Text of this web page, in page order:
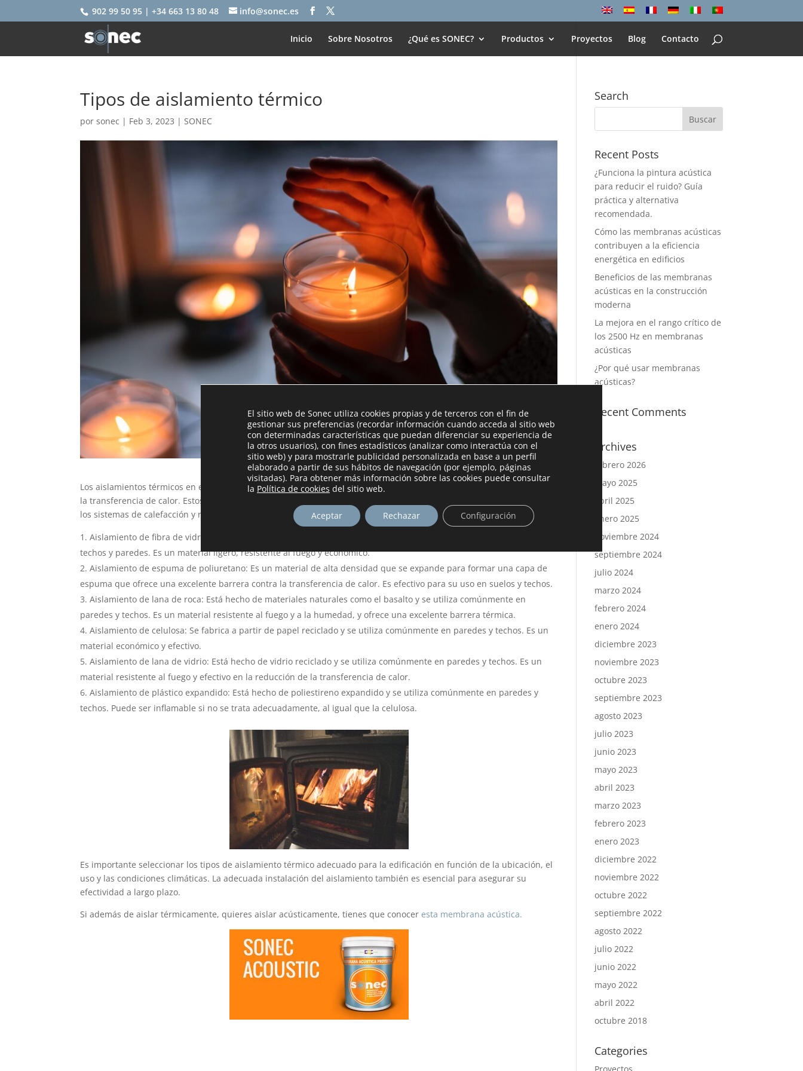
902 99 50 95 | +34 663 13 80 48 info@sonec.es
Inicio Sobre Nosotros ¿Qué es SONEC? Productos Proyectos Blog Contacto
Tipos de aislamiento térmico
porsonec | Feb 3, 2023 |SONEC
Los aislamientos térmicos en edificaciones son materiales que se colocan en las paredes, techos y suelos para reducir
la transferencia de calor. Estos materiales mantienen la temperatura interior de la edificación y ahorran energía en
los sistemas de calefacción y refrigeración. Hay varios tipos de aislamiento térmico, incluyendo:
Aislamiento de fibra de vidrio: Este material se fabrica a partir de vidrio reciclado y se utiliza comúnmente en
techos y paredes. Es un material ligero, resistente al fuego y económico.
Aislamiento de espuma de poliuretano: Es un material de alta densidad que se expande para formar una capa de
espuma que ofrece una excelente barrera contra la transferencia de calor. Es efectivo para su uso en suelos y techos.
Aislamiento de lana de roca: Está hecho de materiales naturales como el basalto y se utiliza comúnmente en
paredes y techos. Es un material resistente al fuego y a la humedad, y ofrece una excelente barrera térmica.
Aislamiento de celulosa: Se fabrica a partir de papel reciclado y se utiliza comúnmente en paredes y techos. Es un
material económico y efectivo.
Aislamiento de lana de vidrio: Está hecho de vidrio reciclado y se utiliza comúnmente en paredes y techos. Es un
material resistente al fuego y efectivo en la reducción de la transferencia de calor.
Aislamiento de plástico expandido: Está hecho de poliestireno expandido y se utiliza comúnmente en paredes y
techos. Puede ser inflamable si no se trata adecuadamente, al igual que la celulosa.
Es importante seleccionar los tipos de aislamiento térmico adecuado para la edificación en función de la ubicación, el
uso y las condiciones climáticas. La adecuada instalación del aislamiento también es esencial para asegurar su
efectividad a largo plazo.
Si además de aislar térmicamente, quieres aislar acústicamente, tienes que conoceresta membrana acústica.
Search
Recent Posts
¿Funciona la pintura acústica
para reducir el ruido? Guía
práctica y alternativa
recomendada.
Cómo las membranas acústicas
contribuyen a la eficiencia
energética en edificios
Beneficios de las membranas
acústicas en la construcción
moderna
La mejora en el rango crítico de
los 2500 Hz en membranas
acústicas
¿Por qué usar membranas
acústicas?
Recent Comments
Archives
febrero 2026
mayo 2025
abril 2025
enero 2025
noviembre 2024
septiembre 2024
julio 2024
marzo 2024
febrero 2024
enero 2024
diciembre 2023
noviembre 2023
octubre 2023
septiembre 2023
agosto 2023
julio 2023
junio 2023
mayo 2023
abril 2023
marzo 2023
febrero 2023
enero 2023
diciembre 2022
noviembre 2022
octubre 2022
septiembre 2022
agosto 2022
julio 2022
junio 2022
mayo 2022
abril 2022
octubre 2018
Categories
El sitio web de Sonec utiliza cookies propias y de terceros con el fin de
gestionar sus preferencias (recordar información cuando acceda al sitio web
con determinadas características que puedan diferenciar su experiencia de
la otros usuarios), con fines estadísticos (analizar como interactúa con el
sitio web) y para mostrarle publicidad personalizada en base a un perfil
elaborado a partir de sus hábitos de navegación (por ejemplo, páginas
visitadas). Para obtener más información sobre las cookies puede consultar
la Política de cookies del sitio web.
Aceptar Rechazar Configuración